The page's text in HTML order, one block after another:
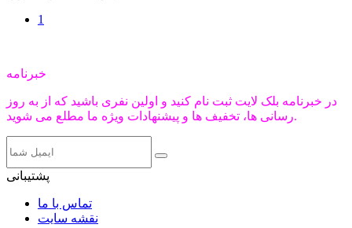
1
خبرنامه
در خبرنامه بلک لایت ثبت نام کنید و اولین نفری باشید که از به روز
رسانی ها، تخفیف ها و پیشنهادات ویژه ما مطلع می شوید.
پشتیبانی
تماس با ما
نقشه سایت